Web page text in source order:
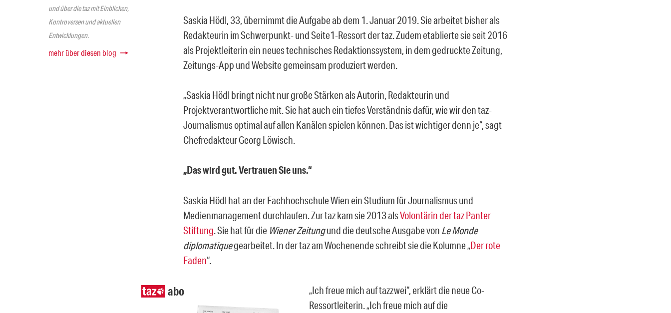
und über die taz mit Einblicken,
Kontroversen und aktuellen
Entwicklungen.
mehr über diesen blog
Saskia Hödl, 33, übernimmt die Aufgabe ab dem 1. Januar 2019. Sie arbeitet bisher als
Redakteurin im Schwerpunkt- und Seite1-Ressort der taz. Zudem etablierte sie seit 2016
als Projektleiterin ein neues technisches Redaktionssystem, in dem gedruckte Zeitung,
Zeitungs-App und Website gemeinsam produziert werden.
„Saskia Hödl bringt nicht nur große Stärken als Autorin, Redakteurin und
Projektverantwortliche mit. Sie hat auch ein tiefes Verständnis dafür, wie wir den taz-
Journalismus optimal auf allen Kanälen spielen können. Das ist wichtiger denn je“, sagt
Chefredakteur Georg Löwisch.
„Das wird gut. Vertrauen Sie uns.“
Saskia Hödl hat an der Fachhochschule Wien ein Studium für Journalismus und
Medienmanagement durchlaufen. Zur taz kam sie 2013 alsVolontärin der taz Panter
Stiftung. Sie hat für die Wiener Zeitungund die deutsche Ausgabe von Le Monde
diplomatiquegearbeitet. In der taz am Wochenende schreibt sie die Kolumne „Der rote
Faden“.
abo
„Ich freue mich auf tazzwei“, erklärt die neue Co-
Ressortleiterin. „Ich freue mich auf die